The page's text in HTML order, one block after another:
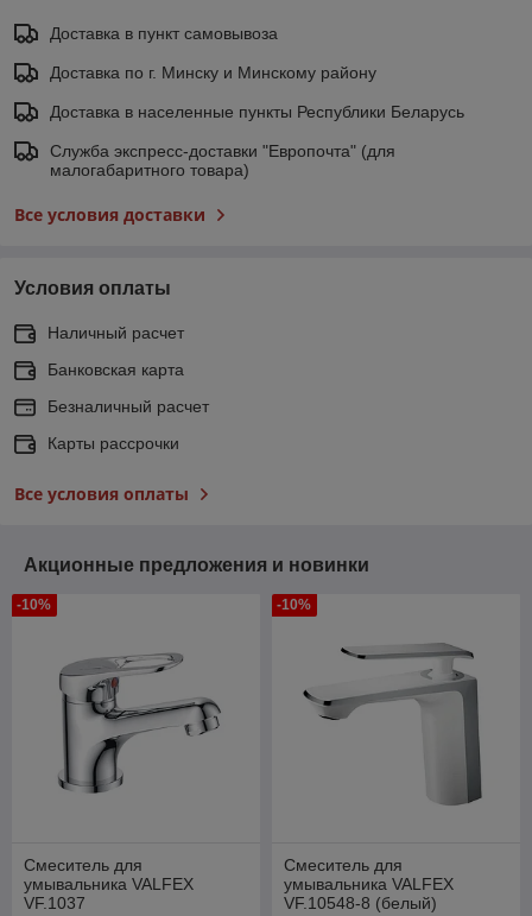
Доставка в пункт самовывоза
Доставка по г. Минску и Минскому району
Доставка в населенные пункты Республики Беларусь
Служба экспресс-доставки "Европочта" (для
малогабаритного товара)
Все условия доставки
Условия оплаты
Наличный расчет
Банковская карта
Безналичный расчет
Карты рассрочки
Все условия оплаты
Акционные предложения и новинки
-10%
Смеситель для
умывальника VALFEX
VF.1037
-10%
Смеситель для
умывальника VALFEX
VF.10548-8 (белый)